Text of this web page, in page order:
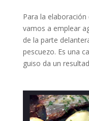
Para la
vamos a emplear
de la parte
pescuezo. Es una
guiso da un